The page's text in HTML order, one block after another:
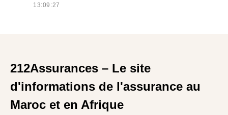
13:09:27
212Assurances – Le site
d'informations de l'assurance au
Maroc et en Afrique